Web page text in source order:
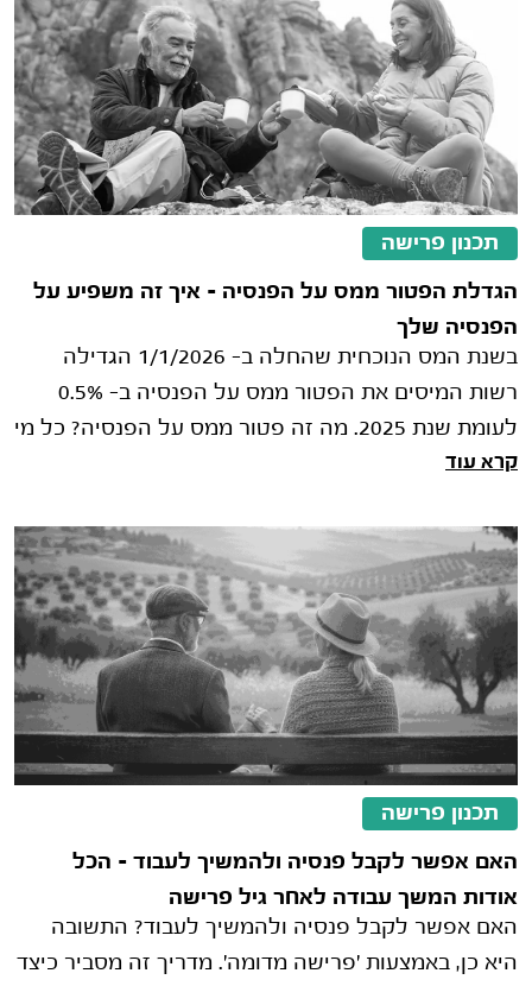
תכנון פרישה
הגדלת הפטור ממס על הפנסיה – איך זה משפיע על
הפנסיה שלך
בשנת המס הנוכחית שהחלה ב- 1/1/2026 הגדילה
רשות המיסים את הפטור ממס על הפנסיה ב- 0.5%
לעומת שנת 2025. מה זה פטור ממס על הפנסיה? כל מי
שמקבל פנסיה והגיע לגיל פרישה ע"פ חוק זכאי לפ
קרא עוד
תכנון פרישה
האם אפשר לקבל פנסיה ולהמשיך לעבוד – הכל
אודות המשך עבודה לאחר גיל פרישה
האם אפשר לקבל פנסיה ולהמשיך לעבוד? התשובה
היא כן, באמצעות 'פרישה מדומה'. מדריך זה מסביר כיצד